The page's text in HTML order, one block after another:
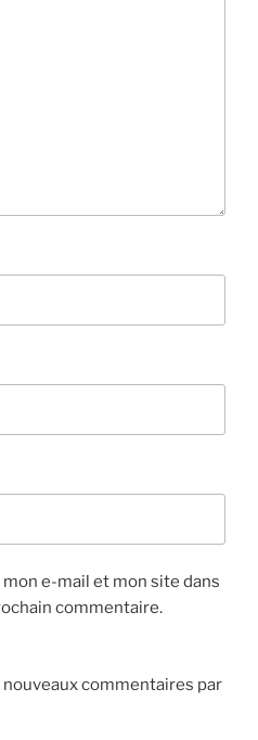
e-mail et mon site dans
commentaire.
commentaires par